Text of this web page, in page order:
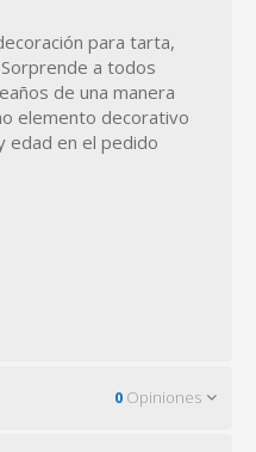
para tarta,
a todos
de una manera
elemento decorativo
edad en el pedido
0 Opiniones